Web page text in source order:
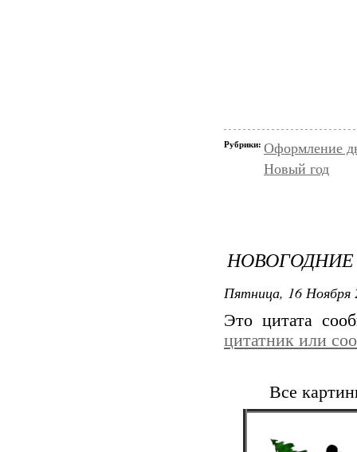
Рубрики: Оформление
Новый год
Пятница, 16 Ноября
Это цитата
цитатник или
Все